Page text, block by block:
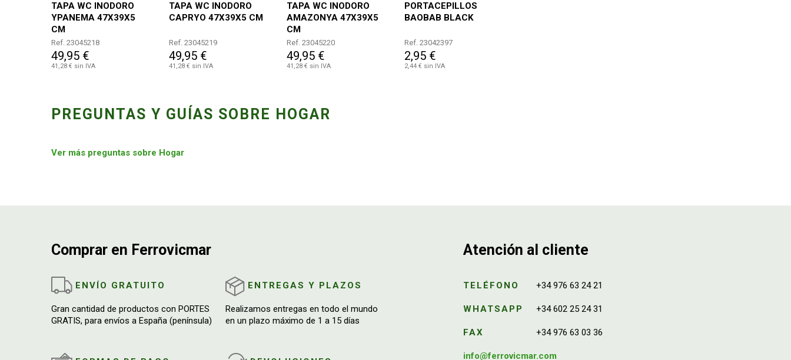
TAPA WC INODORO
YPANEMA 47X39X5
CM
Ref. 23045218
49,95 €
41,28 € sin IVA
TAPA WC INODORO
CAPRYO 47X39X5 CM
Ref. 23045219
49,95 €
41,28 € sin IVA
TAPA WC INODORO
AMAZONYA 47X39X5
CM
Ref. 23045220
49,95 €
41,28 € sin IVA
PORTACEPILLOS
BAOBAB BLACK
Ref. 23042397
2,95 €
2,44 € sin IVA
PREGUNTAS Y GUÍAS SOBRE HOGAR
Ver más preguntas sobre Hogar
Comprar en Ferrovicmar
ENVÍO GRATUITO
Gran cantidad de productos con PORTES
GRATIS, para envíos a España (península)
ENTREGAS Y PLAZOS
Realizamos entregas en todo el mundo
en un plazo máximo de 1 a 15 días
Atención al cliente
TELÉFONO +34 976 63 24 21
WHATSAPP +34 602 25 24 31
FAX +34 976 63 03 36
info@ferrovicmar.com